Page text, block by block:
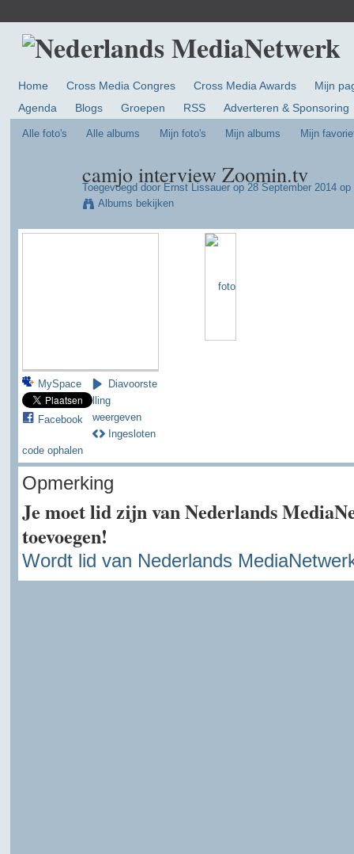
Home Cross Media Congres Cross Media Awards
Mijn
Agenda
Blogs Groepen RSS Adverteren & Sponsoring
Alle foto's Alle albums Mijn foto's Mijn albums Mijn
camjo interview Zoomin.tv
Toegevoegd door Ernst Lissauerop 28 September 2014 op
Albums bekijken
MySpace
Facebook
Diavoorste
lling
weergeven
Ingesloten
code ophalen
Opmerking
Je moet lid zijn van Nederlands
toevoegen!
Wordt lid van Nederlands